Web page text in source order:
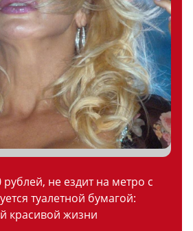
рублей, не ездит на метро с
туалетной бумагой:
красивой жизни